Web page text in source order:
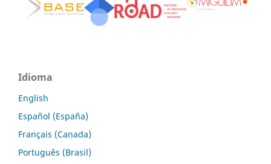
Idioma
English
Español (España)
Français (Canada)
Português (Brasil)